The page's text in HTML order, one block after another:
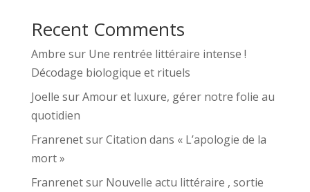
Recent Comments
Ambre sur Une rentrée littéraire intense !
Décodage biologique et rituels
Joelle surAmour et luxure, gérer notre folie au
quotidien
FranrenetsurCitation dans « L’apologie de la
mort »
Franrenetsur Nouvelle actu littéraire , sortie